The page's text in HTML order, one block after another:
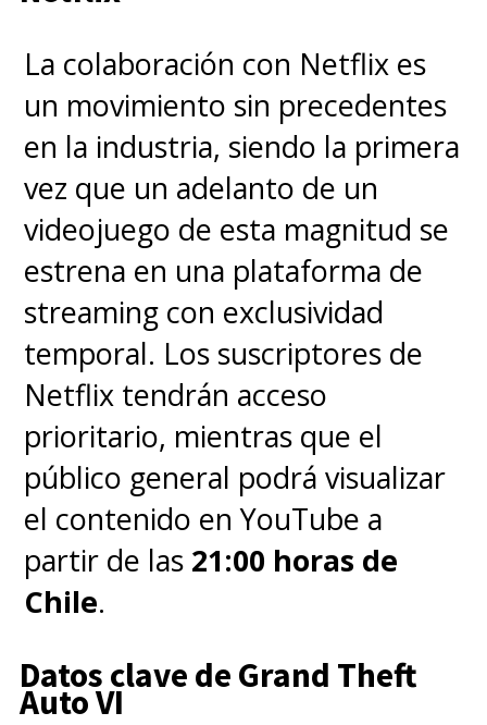
reencuentro es algo que nos
tendrá que responder la serie.
"La banda junta otra vez.
Traigan un abrigo".
001. Russia. Getting the
band back together. Bring
a jacket.
pic.twitter.com/QiqTqRfNR9
— Netflix Geeked (@NetflixGeeked)February 17, 2022
La siguiente promocional
muestra a
Bobby Brown) recorriendo un
destruido laboratorio de
La colaboración con Netflix es
un movimiento sin precedentes
en la industria, siendo la primera
vez que un adelanto de un
videojuego de esta magnitud se
estrena en una plataforma de
streaming con exclusividad
temporal. Los suscriptores de
Netflix tendrán acceso
prioritario, mientras que el
público general podrá visualizar
el contenido en YouTube a
partir de las 21:00 horas de
Chile.
Datos clave de Grand Theft
Auto VI